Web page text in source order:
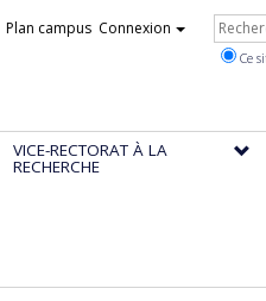
Plan campus Connexion
Ce
VICE-RECTORAT À LA
RECHERCHE